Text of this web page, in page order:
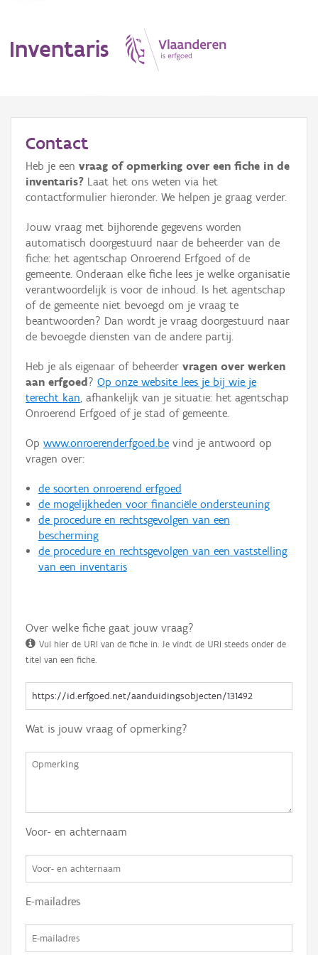
Inventaris
Erfgoedobject
Aanduidingsobject
Waarneming
Thema
Gebeurtenis
Persoon of collectief
Hergebruik
Aanmelden
Contact
Heb je een vraag of opmerking over een fiche in de
inventaris? Laat het ons weten via het
contactformulier hieronder. We helpen je graag verder.
Jouw vraag met bijhorende gegevens worden
automatisch doorgestuurd naar de beheerder van de
fiche: het agentschap Onroerend Erfgoed of de
gemeente. Onderaan elke fiche lees je welke organisatie
verantwoordelijk is voor de inhoud. Is het agentschap
of de gemeente niet bevoegd om je vraag te
beantwoorden? Dan wordt je vraag doorgestuurd naar
de bevoegde diensten van de andere partij.
Heb je als eigenaar of beheerder vragen over werken
aan erfgoed ? Op onze website lees je bij wie je
terecht kan, afhankelijk van je situatie: het agentschap
Onroerend Erfgoed of je stad of gemeente.
Op www.onroerenderfgoed.be vind je antwoord op
vragen over:
de soorten onroerend erfgoed
de mogelijkheden voor financiële ondersteuning
de procedure en rechtsgevolgen van een
bescherming
de procedure en rechtsgevolgen van een vaststelling
van een inventaris
Over welke fiche gaat jouw vraag?
Vul hier de URI van de fiche in. Je vindt de URI steeds onder de
titel van een fiche.
Wat is jouw vraag of opmerking?
Voor- en achternaam
E-mailadres